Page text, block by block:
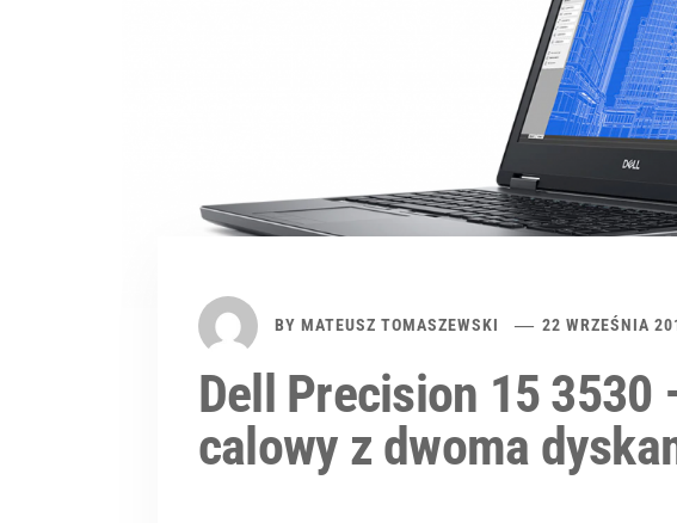
BY MATEUSZ TOMASZEWSKI 22 WRZEŚNIA
Dell Precision 15 3530
calowy z dwoma